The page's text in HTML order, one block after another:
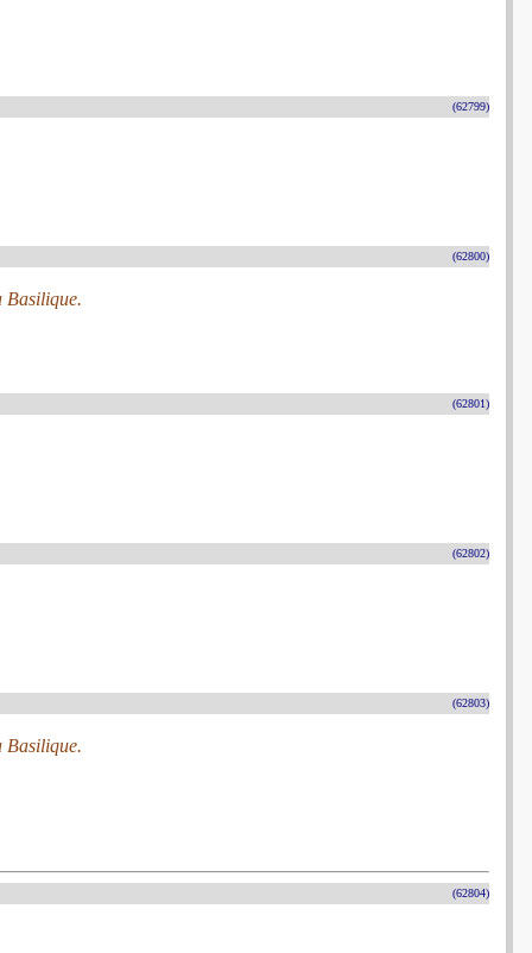
(62799)
(62800)
Basilique.
(62801)
(62802)
(62803)
Basilique.
(62804)